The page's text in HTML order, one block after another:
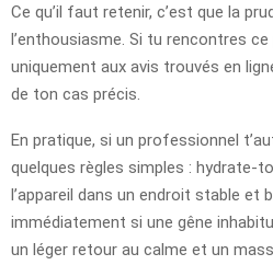
Ce qu’il faut retenir, c’est que la
l’enthousiasme. Si tu rencontres
uniquement aux avis trouvés en
de ton cas précis.
En pratique, si un professionnel
quelques règles simples : hydrate-
l’appareil dans un endroit stable et
immédiatement si une gêne
un léger retour au calme et un